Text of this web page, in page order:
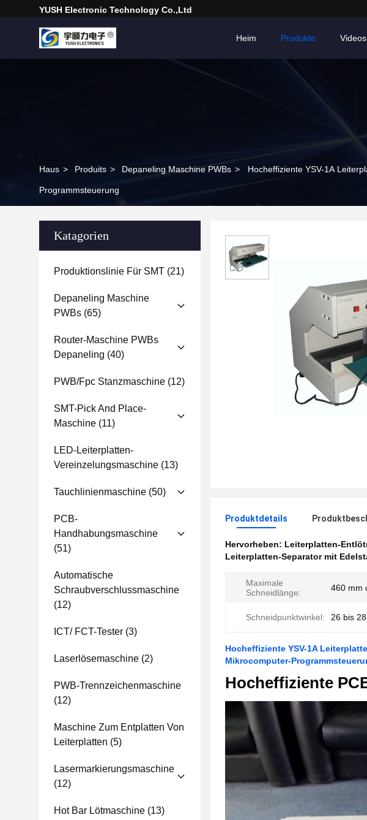
YUSH Electronic Technology Co.,Ltd
Heim Produkte Videos
Haus > Produits > Depaneling Maschine PWBs > Hocheffiziente YSV-1A
Programmsteuerung
Katagorien
Produktionslinie Für SMT (21)
Depaneling Maschine
PWBs (65)
Router-Maschine PWBs
Depaneling (40)
PWB/fpc Stanzmaschine (12)
SMT-Pick And Place-
Maschine (11)
LED-Leiterplatten-
Vereinzelungsmaschine (13)
Tauchlinienmaschine (50)
PCB-
Handhabungsmaschine
(51)
Automatische
Schraubverschlussmaschine
(12)
ICT/ FCT-Tester (3)
Laserlösemaschine (2)
PWB-Trennzeichenmaschine
(12)
Maschine Zum Entplatten Von
Leiterplatten (5)
Lasermarkierungsmaschine
(12)
Hot Bar Lötmaschine (13)
Produktdetails
Hervorheben: Leiterplatten-
Leiterplatten-Separator mit
Maximale
Schneidlänge:
460 mm
Schneidpunktwinkel: 26 bis
Hocheffiziente YSV-1A
Mikrocomputer-
Hocheffiziente